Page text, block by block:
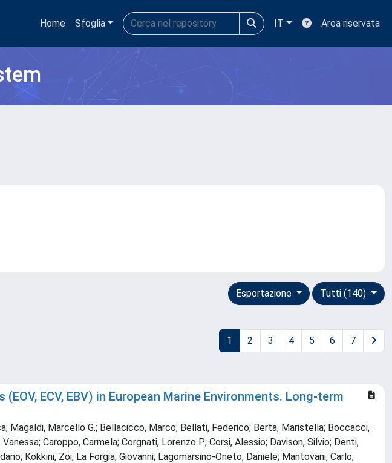
Home Sfoglia IT Area riservata
Tutti (140)
Esportazione
1 2 3 4 5 6 7
ECV, EBV) in European Marine Environments. Long-term
Magaldi, Marcello G.; Bellacicco, Marco; Bellati, Federico; Berta, Maristella; Boccacci,
Caroppo, Carmela; Corgnati, Lorenzo P.; Corsi, Alessio; Davison, Silvio; Denti,
Kokkini, Zoi; La Forgia, Giovanni; Lagomarsino-Oneto, Daniele; Mantovani, Carlo;